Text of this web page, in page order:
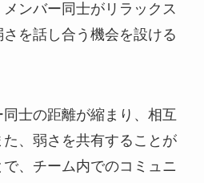
ンバー同士がリラックス
を話し合う機会を設ける
士の距離が縮まり、相互
、弱さを共有することが
、チーム内でのコミュニ